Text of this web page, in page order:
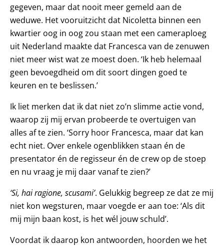
gegeven, maar dat nooit meer gemeld aan de
weduwe. Het vooruitzicht dat Nicoletta binnen een
kwartier oog in oog zou staan met een cameraploeg
uit Nederland maakte dat Francesca van de zenuwen
niet meer wist wat ze moest doen. ‘Ik heb helemaal
geen bevoegdheid om dit soort dingen goed te
keuren en te beslissen.’
Ik liet merken dat ik dat niet zo’n slimme actie vond,
waarop zij mij ervan probeerde te overtuigen van
alles af te zien. ‘Sorry hoor Francesca, maar dat kan
echt niet. Over enkele ogenblikken staan én de
presentator én de regisseur én de crew op de stoep
en nu vraag je mij daar vanaf te zien?’
‘Si, hai ragione, scusami’. Gelukkig begreep ze dat ze mij
niet kon wegsturen, maar voegde er aan toe: ‘Als dit
mij mijn baan kost, is het wél jouw schuld’.
Voordat ik daarop kon antwoorden, hoorden we het